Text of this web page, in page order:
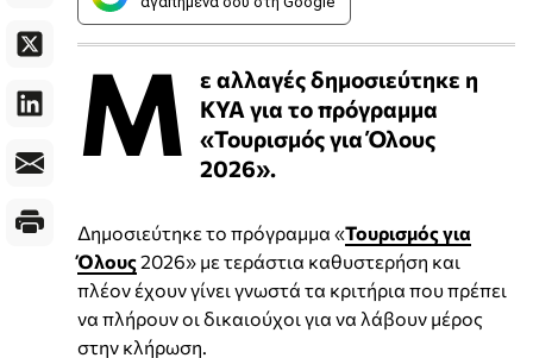
Μ
ε αλλαγές δημοσιεύτηκε η
ΚΥΑ για το πρόγραμμα
«Τουρισμός για Όλους
2026».
Δημοσιεύτηκε το πρόγραμμα «Τουρισμός για
Όλους2026» με τεράστια καθυστερήση και
πλέον έχουν γίνει γνωστά τα κριτήρια που πρέπει
να πλήρουν οι δικαιούχοι για να λάβουν μέρος
στην κλήρωση.